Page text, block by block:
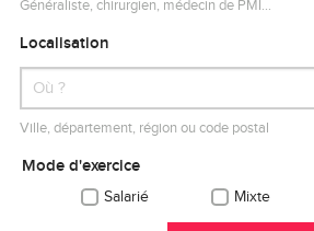
Généraliste, chirurgien, médecin de PMI…
Localisation
Ville, département, région ou code postal
Mode d'exercice
Salarié Mixte